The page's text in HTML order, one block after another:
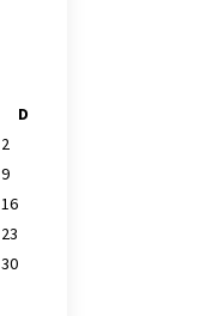
D
2
9
16
23
30